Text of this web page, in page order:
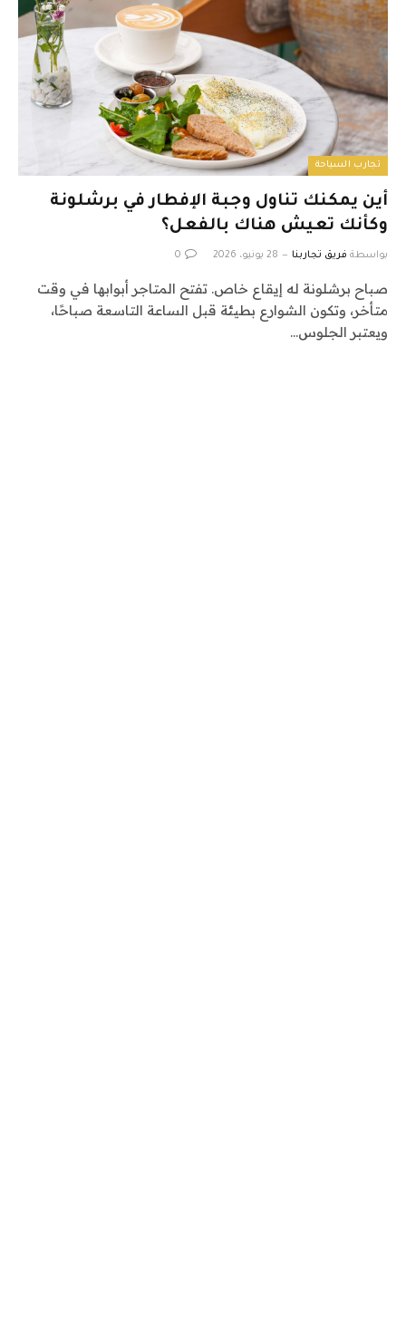
تجارب السياحة
أين يمكنك تناول وجبة الإفطار في برشلونة
وكأنك تعيش هناك بالفعل؟
بواسطة فريق تجاربنا 28 يونيو، 2026 0
صباح برشلونة له إيقاع خاص. تفتح المتاجر أبوابها في وقت
متأخر، وتكون الشوارع بطيئة قبل الساعة التاسعة صباحًا،
ويعتبر الجلوس…